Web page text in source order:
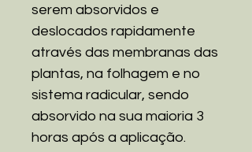
serem absorvidos e
deslocados rapidamente
através das membranas das
plantas, na folhagem e no
sistema radicular, sendo
absorvido na sua maioria 3
horas após a aplicação.